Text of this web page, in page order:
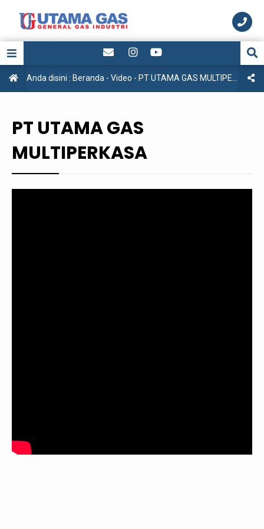
Anda disini : Beranda - Video - PT UTAMA GAS MULTIPERKASA
PT UTAMA GAS
MULTIPERKASA